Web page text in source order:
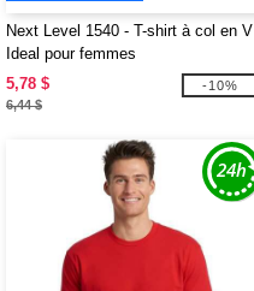
Next Level 1540 - T-shirt à col en V
Ideal pour femmes
5,78 $
6,44 $
-10%